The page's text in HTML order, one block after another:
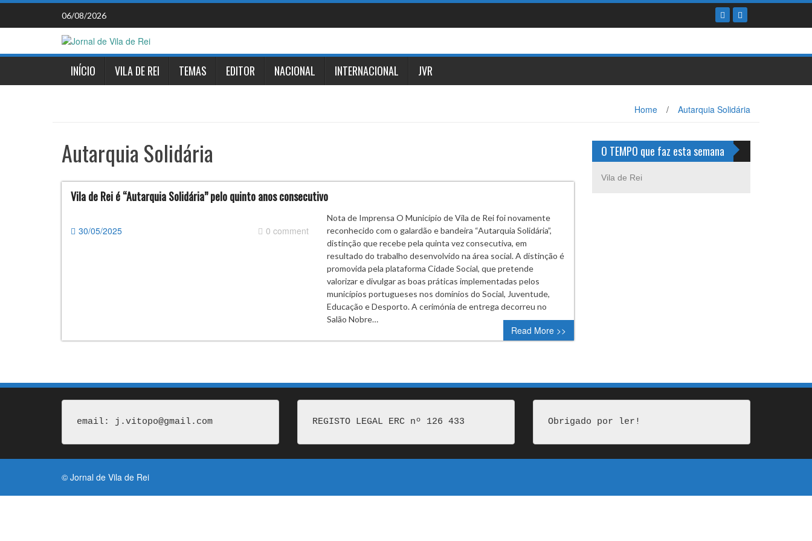
Skip
content
06/08/2026
INÍCIO VILA DE REI TEMAS EDITOR NACIONAL INTERNACIONAL JVR
Home / Autarquia Solidária
Autarquia Solidária
Vila de Rei é “Autarquia Solidária” pelo quinto anos consecutivo
30/05/2025 0 comment
Nota de Imprensa O Município de Vila de Rei foi novamente
reconhecido com o galardão e bandeira “Autarquia Solidária”,
distinção que recebe pela quinta vez consecutiva, em
resultado do trabalho desenvolvido na área social. A distinção é
promovida pela plataforma Cidade Social, que pretende
valorizar e divulgar as boas práticas implementadas pelos
municípios portugueses nos domínios do Social, Juventude,
Educação e Desporto. A cerimónia de entrega decorreu no
Salão Nobre…
Read More >>
O TEMPO que faz esta semana
Vila de Rei
email: j.vitopo@gmail.com REGISTO LEGAL ERC nº 126 433 Obrigado por ler!
© Jornal de Vila de Rei